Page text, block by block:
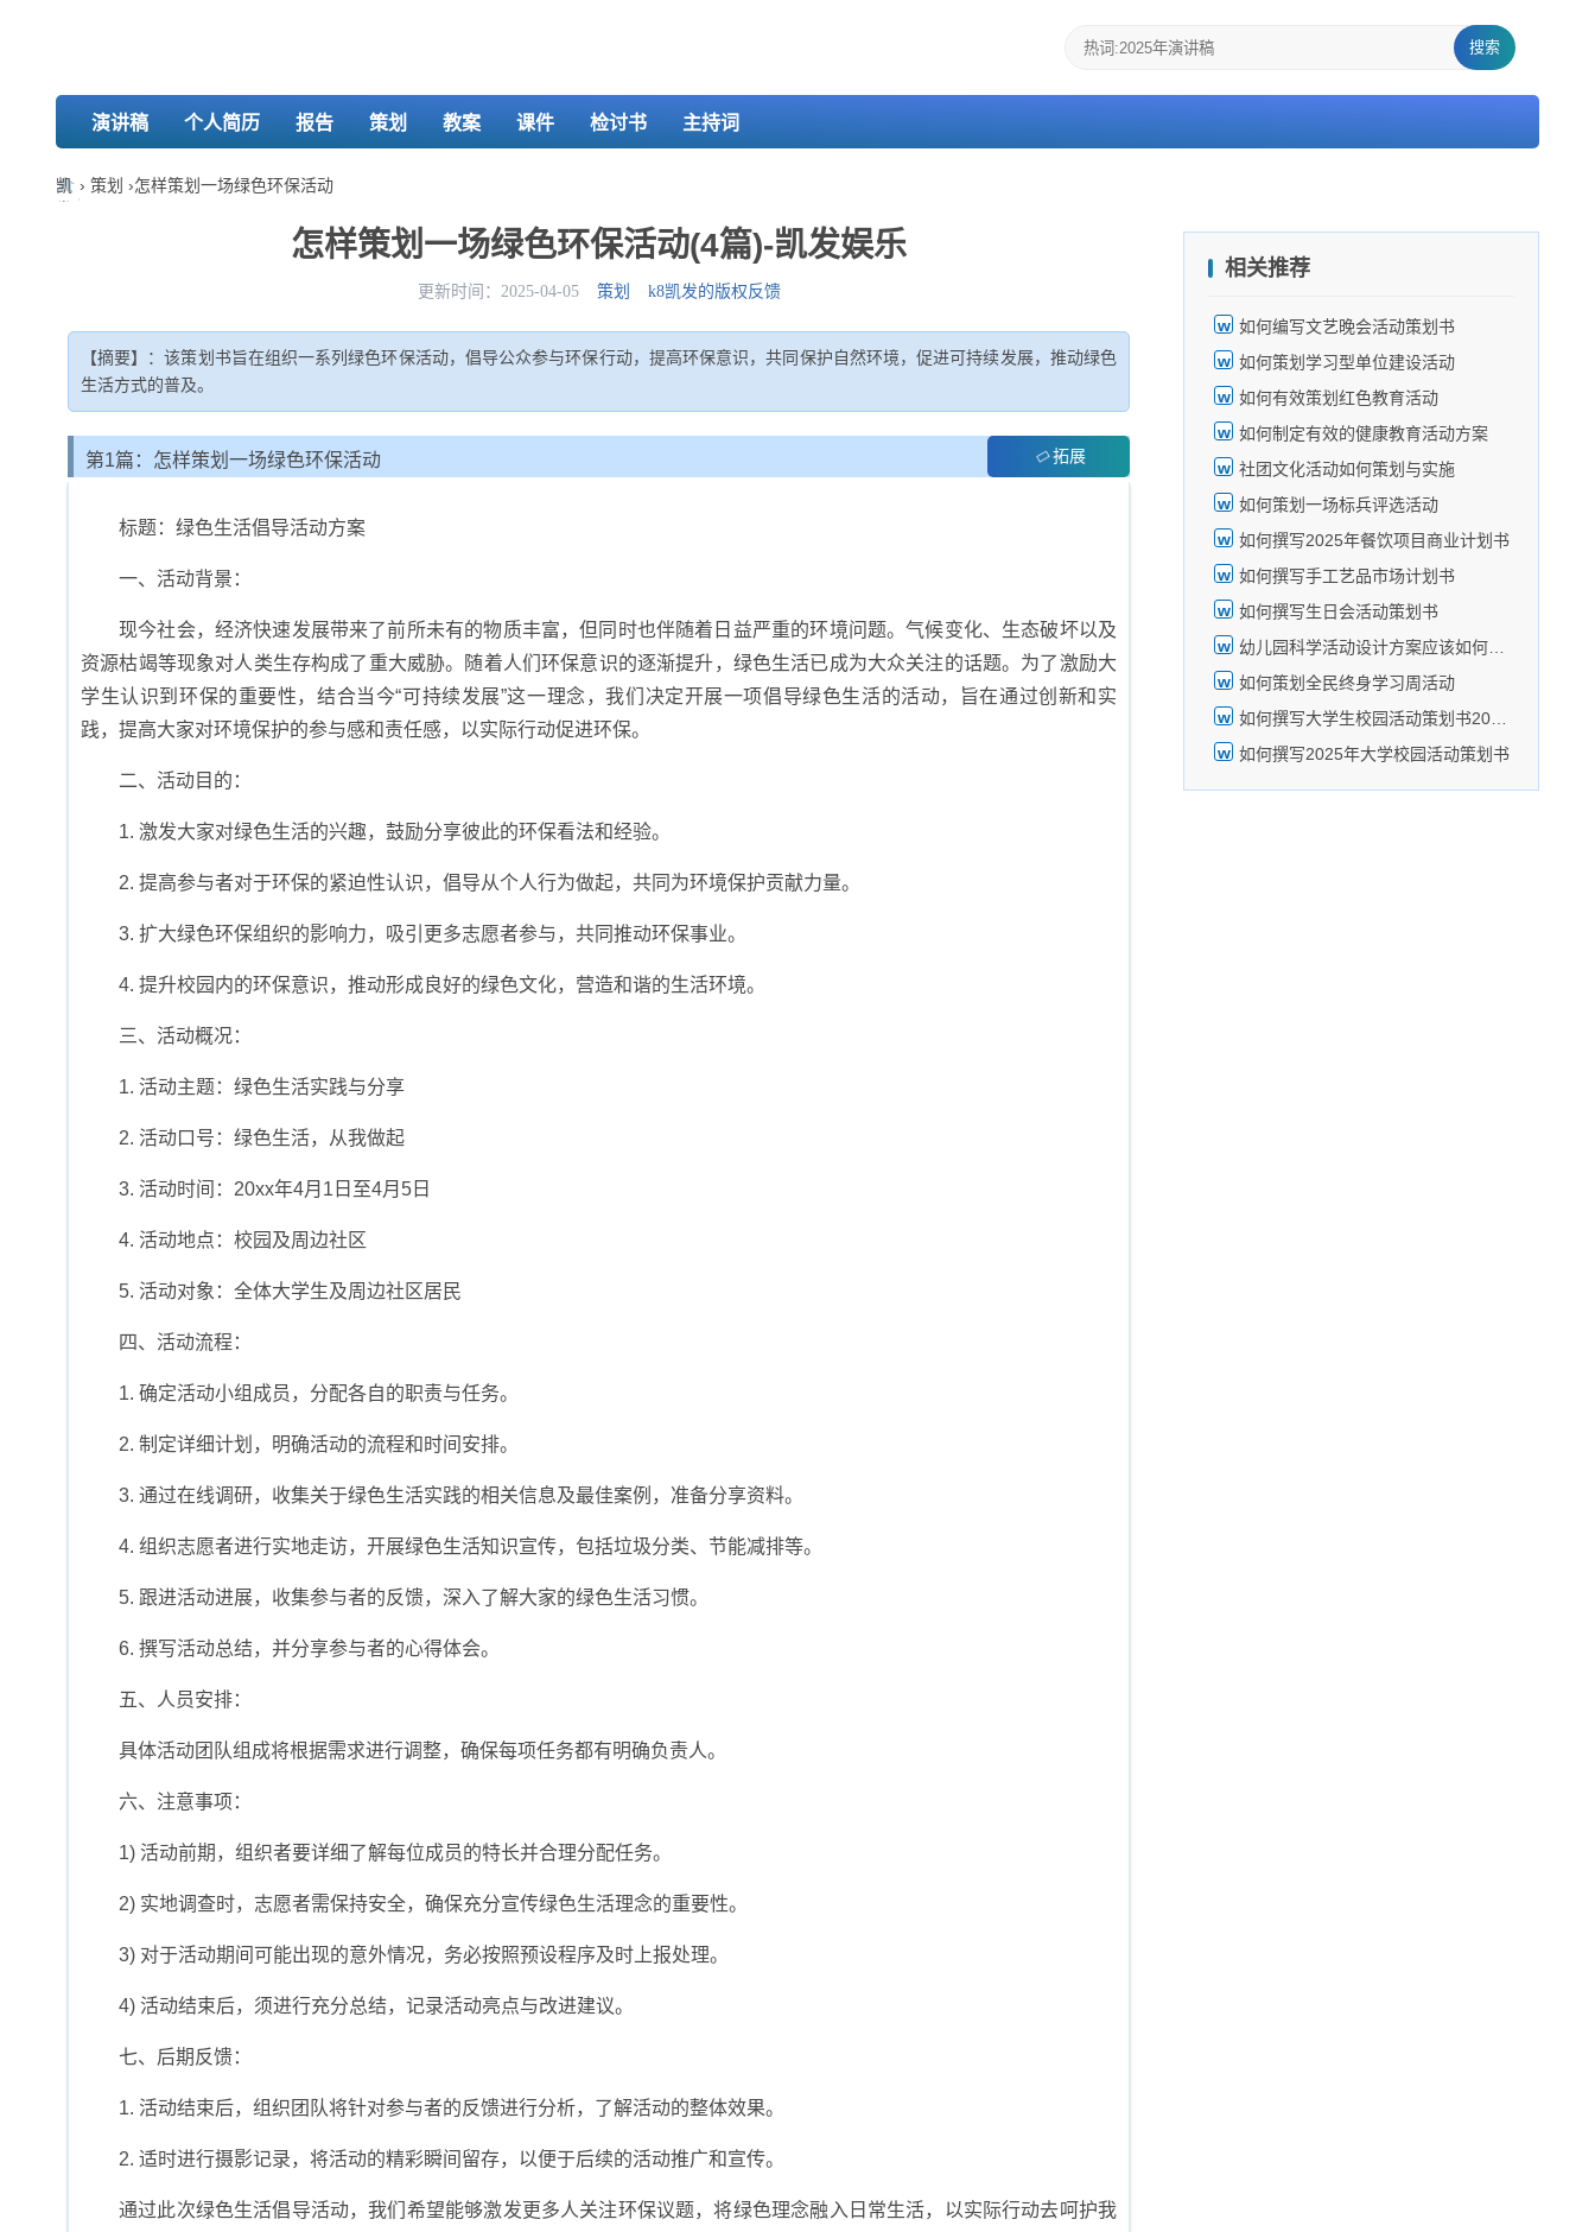
搜索
演讲稿 个人简历 报告 策划 教案 课件 检讨书 主持词
凯 › 策划 ›怎样策划一场绿色环保活动
怎样策划一场绿色环保活动(4篇)-凯发娱乐
更新时间：2025-04-05 策划 k8凯发的版权反馈
【摘要】：该策划书旨在组织一系列绿色环保活动，倡导公众参与环保行动，提高环保意识，共同保护自然环境，促进可持续发展，推动绿色
生活方式的普及。
第1篇：怎样策划一场绿色环保活动 拓展
标题：绿色生活倡导活动方案
一、活动背景：
现今社会，经济快速发展带来了前所未有的物质丰富，但同时也伴随着日益严重的环境问题。气候变化、生态破坏以及
资源枯竭等现象对人类生存构成了重大威胁。随着人们环保意识的逐渐提升，绿色生活已成为大众关注的话题。为了激励大
学生认识到环保的重要性，结合当今“可持续发展”这一理念，我们决定开展一项倡导绿色生活的活动，旨在通过创新和实
践，提高大家对环境保护的参与感和责任感，以实际行动促进环保。
二、活动目的：
1. 激发大家对绿色生活的兴趣，鼓励分享彼此的环保看法和经验。
2. 提高参与者对于环保的紧迫性认识，倡导从个人行为做起，共同为环境保护贡献力量。
3. 扩大绿色环保组织的影响力，吸引更多志愿者参与，共同推动环保事业。
4. 提升校园内的环保意识，推动形成良好的绿色文化，营造和谐的生活环境。
三、活动概况：
1. 活动主题：绿色生活实践与分享
2. 活动口号：绿色生活，从我做起
3. 活动时间：20xx年4月1日至4月5日
4. 活动地点：校园及周边社区
5. 活动对象：全体大学生及周边社区居民
四、活动流程：
1. 确定活动小组成员，分配各自的职责与任务。
2. 制定详细计划，明确活动的流程和时间安排。
3. 通过在线调研，收集关于绿色生活实践的相关信息及最佳案例，准备分享资料。
4. 组织志愿者进行实地走访，开展绿色生活知识宣传，包括垃圾分类、节能减排等。
5. 跟进活动进展，收集参与者的反馈，深入了解大家的绿色生活习惯。
6. 撰写活动总结，并分享参与者的心得体会。
五、人员安排：
具体活动团队组成将根据需求进行调整，确保每项任务都有明确负责人。
六、注意事项：
1) 活动前期，组织者要详细了解每位成员的特长并合理分配任务。
2) 实地调查时，志愿者需保持安全，确保充分宣传绿色生活理念的重要性。
3) 对于活动期间可能出现的意外情况，务必按照预设程序及时上报处理。
4) 活动结束后，须进行充分总结，记录活动亮点与改进建议。
七、后期反馈：
1. 活动结束后，组织团队将针对参与者的反馈进行分析，了解活动的整体效果。
2. 适时进行摄影记录，将活动的精彩瞬间留存，以便于后续的活动推广和宣传。
通过此次绿色生活倡导活动，我们希望能够激发更多人关注环保议题，将绿色理念融入日常生活，以实际行动去呵护我
相关推荐
如何编写文艺晚会活动策划书
如何策划学习型单位建设活动
如何有效策划红色教育活动
如何制定有效的健康教育活动方案
社团文化活动如何策划与实施
如何策划一场标兵评选活动
如何撰写2025年餐饮项目商业计划书
如何撰写手工艺品市场计划书
如何撰写生日会活动策划书
幼儿园科学活动设计方案应该如何策划
如何策划全民终身学习周活动
如何撰写大学生校园活动策划书2025年
如何撰写2025年大学校园活动策划书